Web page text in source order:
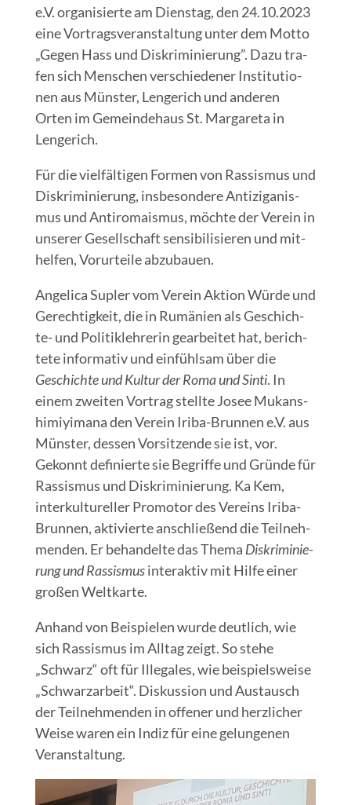
e.V. orga­ni­sier­te am Diens­tag, den 24.10.2023
eine Vor­trags­ver­an­stal­tung unter dem Mot­to
„Gegen Hass und Dis­kri­mi­nie­rung”. Dazu tra­
fen sich Men­schen ver­schie­de­ner Insti­tu­tio­
nen aus Müns­ter, Len­ge­rich und ande­ren
Orten im Gemein­de­haus St. Mar­ga­re­ta in
Lengerich.
Für die viel­fäl­ti­gen For­men von Ras­sis­mus und
Dis­kri­mi­nie­rung, ins­be­son­de­re Anti­zi­ga­nis­
mus und Anti­ro­mais­mus, möch­te der Ver­ein in
unse­rer Gesell­schaft sen­si­bi­li­sie­ren und mit­
hel­fen, Vor­ur­tei­le abzubauen.
Ange­li­ca Supler vom Ver­ein Akti­on Wür­de und
Gerech­tig­keit, die in Rumä­ni­en als Geschich­
te- und Poli­tik­leh­re­rin gear­bei­tet hat, berich­
te­te infor­ma­tiv und ein­fühl­sam über die
Geschich­te und Kul­tur der Roma und Sin­ti. In
einem zwei­ten Vor­trag stell­te Josee Mukans­
hi­miy­ima­na den Ver­ein Iri­ba-Brun­nen e.V. aus
Müns­ter, des­sen Vor­sit­zen­de sie ist, vor.
Gekonnt defi­nier­te sie Begrif­fe und Grün­de für
Ras­sis­mus und Dis­kri­mi­nie­rung. Ka Kem,
inter­kul­tu­rel­ler Pro­mo­tor des Ver­eins Iri­ba-
Brun­nen, akti­vier­te anschlie­ßend die Teil­neh­
men­den. Er behan­del­te das The­ma Dis­kri­mi­nie­
rung und Ras­sis­musinter­ak­tiv mit Hil­fe einer
gro­ßen Weltkarte.
Anhand von Bei­spie­len wur­de deut­lich, wie
sich Ras­sis­mus im All­tag zeigt. So ste­he
„Schwarz“ oft für Ille­ga­les, wie bei­spiels­wei­se
„Schwarz­ar­beit“. Dis­kus­si­on und Aus­tausch
der Teil­neh­men­den in offe­ner und herz­li­cher
Wei­se waren ein Indiz für eine gelun­ge­nen
Veranstaltung.